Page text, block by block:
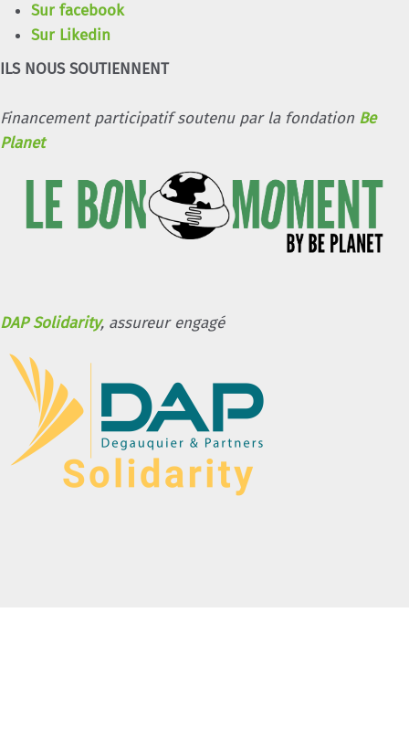
Sur facebook
Sur Likedin
ILS NOUS SOUTIENNENT
Financement participatif soutenu par la fondation Be
Planet
DAP Solidarity, assureur engagé